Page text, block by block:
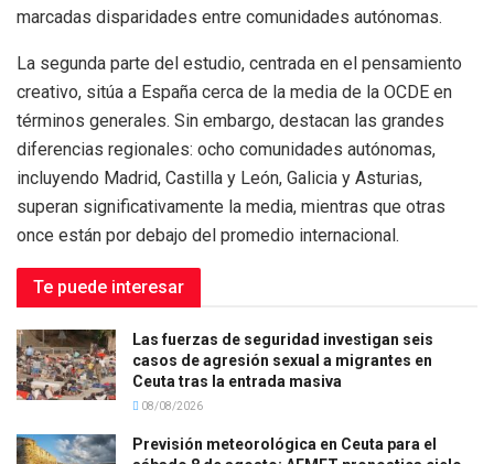
marcadas disparidades entre comunidades autónomas.
La segunda parte del estudio, centrada en el pensamiento
creativo, sitúa a España cerca de la media de la OCDE en
términos generales. Sin embargo, destacan las grandes
diferencias regionales: ocho comunidades autónomas,
incluyendo Madrid, Castilla y León, Galicia y Asturias,
superan significativamente la media, mientras que otras
once están por debajo del promedio internacional.
Te puede interesar
Las fuerzas de seguridad investigan seis
casos de agresión sexual a migrantes en
Ceuta tras la entrada masiva
08/08/2026
Previsión meteorológica en Ceuta para el